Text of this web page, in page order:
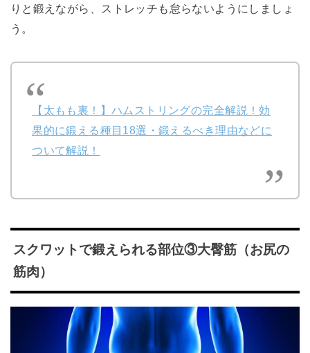
りと鍛えながら、ストレッチも怠らないようにしましょ
う。
【太もも裏！】ハムストリングの完全解説！効
果的に鍛える種目18選・鍛えるべき理由などに
ついて解説！
スクワットで鍛えられる部位③大臀筋（お尻の
筋肉）